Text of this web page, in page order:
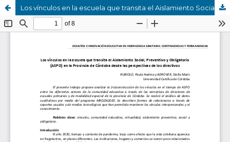
Los vínculos en la escuela que transita el Aislamiento Social, Preventivo y Obligatorio (ASPO) en la Provincia de Córdoba desde las perspectivas de los directivos